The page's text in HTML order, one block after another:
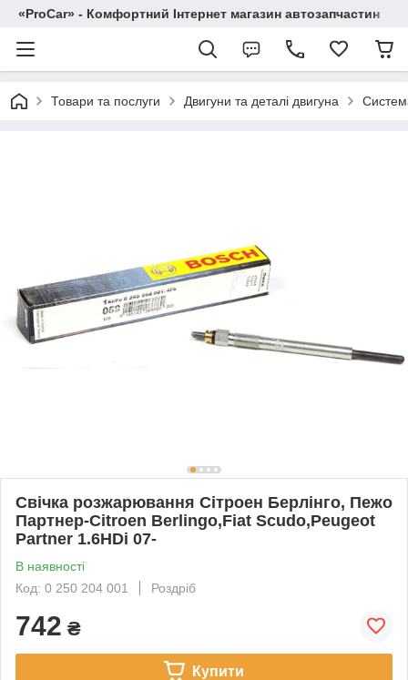
«ProCar» - Комфортний Інтернет магазин автозапчастин
Товари та послуги Двигуни та деталі двигуна
Свічка розжарювання Сітроен Берлінго, Пежо
Партнер-Citroen Berlingo,Fiat Scudo,Peugeot
Partner 1.6HDi 07-
В наявності
Код: 0 250 204 001
Роздріб
742 ₴
Купити